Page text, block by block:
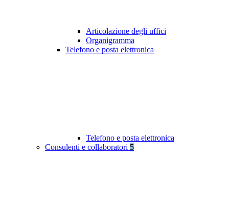
Articolazione degli uffici
Organigramma
Telefono e posta elettronica
Telefono e posta elettronica
Consulenti e collaboratori 5